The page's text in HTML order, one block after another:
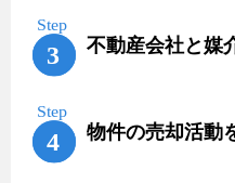
不動産会社と媒
物件の売却活動